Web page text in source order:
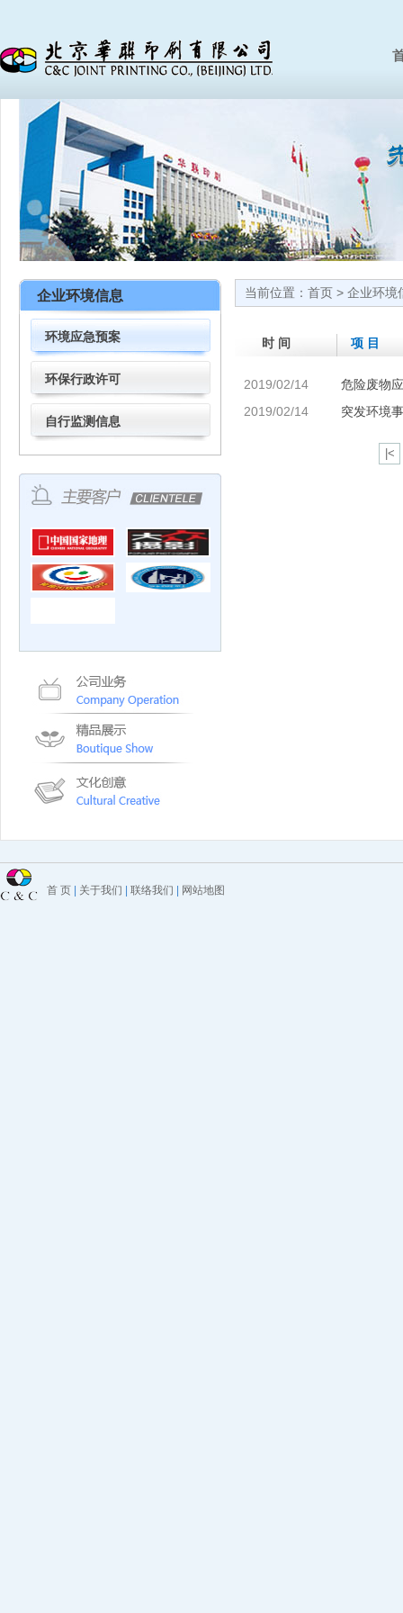
企业环境信息
环境应急预案
环保行政许可
自行监测信息
当前位置： 首页 > 企业环境
时 间 项 目
2019/02/14
危险废物
2019/02/14
突发环境
|<
首 页 关于我们 联络我们 网站地图